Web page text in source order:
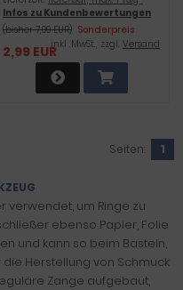
Infos zu Kundenbewertungen
(bisher 7,99 EUR) Sonderpreis
2,99 EURinkl .MwSt., zzgl. Versand
Seiten: 1
verwendet, um Ringe zu
ebenso Papier, Folie
und kann so beim Basteln,
Herstellung von Schmuck
Zange aufgebaut,